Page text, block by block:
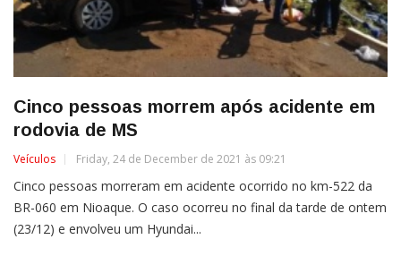
Cinco pessoas morrem após acidente em
rodovia de MS
Veículos Friday, 24 de December de 2021 às 09:21
Cinco pessoas morreram em acidente ocorrido no km-522 da
BR-060 em Nioaque. O caso ocorreu no final da tarde de ontem
(23/12) e envolveu um Hyundai...